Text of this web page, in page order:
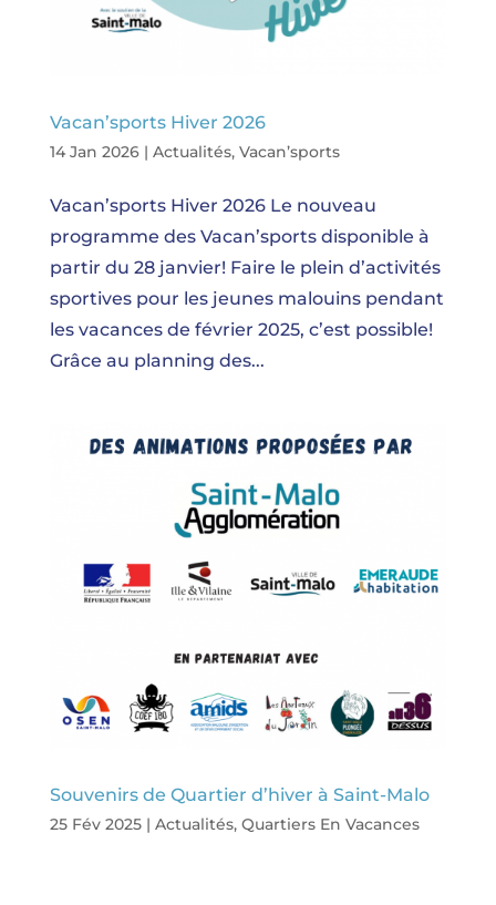
Vacan’sports Hiver 2026
14 Jan 2026| Actualités, Vacan’sports
Vacan’sports Hiver 2026 Le nouveau
programme des Vacan’sports disponible à
partir du 28 janvier! Faire le plein d’activités
sportives pour les jeunes malouins pendant
les vacances de février 2025, c’est possible!
Grâce au planning des...
Souvenirs de Quartier d’hiver à Saint-Malo
25 Fév 2025| Actualités, Quartiers En Vacances